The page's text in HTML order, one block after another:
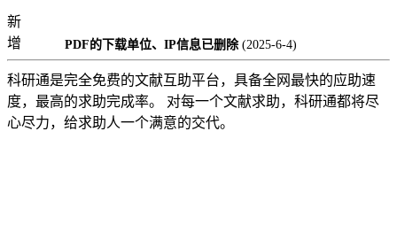
新
增
PDF的下载单位、IP信息已删除 (2025-6-4)
科研通是完全免费的文献互助平台，具备全网最快的应助速
度，最高的求助完成率。 对每一个文献求助，科研通都将尽
心尽力，给求助人一个满意的交代。